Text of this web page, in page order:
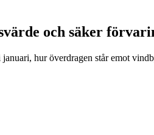
och säker
hur överdragen står emot